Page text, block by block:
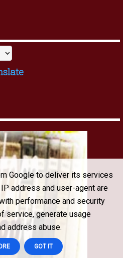
Google to deliver its services
address and user-agent are
performance and security
service, generate usage
address abuse.
GOT IT